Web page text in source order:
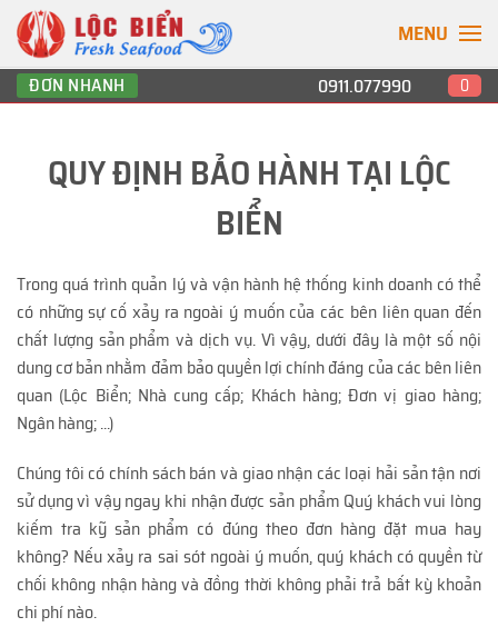
MENU
ĐƠN NHANH 0911.077990 0
QUY ĐỊNH BẢO HÀNH TẠI LỘC
BIỂN
Trong quá trình quản lý và vận hành hệ thống kinh doanh có thể
có những sự cố xảy ra ngoài ý muốn của các bên liên quan đến
chất lượng sản phẩm và dịch vụ. Vì vậy, dưới đây là một số nội
dung cơ bản nhằm đảm bảo quyền lợi chính đáng của các bên liên
quan (Lộc Biển; Nhà cung cấp; Khách hàng; Đơn vị giao hàng;
Ngân hàng; ...)
Chúng tôi có chính sách bán và giao nhận các loại hải sản tận nơi
sử dụng vì vậy ngay khi nhận được sản phẩm Quý khách vui lòng
kiếm tra kỹ sản phẩm có đúng theo đơn hàng đặt mua hay
không? Nếu xảy ra sai sót ngoài ý muốn, quý khách có quyền từ
chối không nhận hàng và đồng thời không phải trả bất kỳ khoản
chi phí nào.